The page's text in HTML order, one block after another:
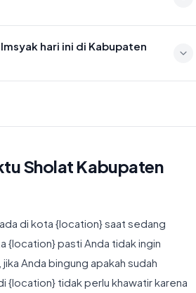
hari ini di Kabupaten
Sholat Kabupaten
di kota {location} saat sedang
{location} pasti Anda tidak ingin
Anda bingung apakah sudah
{location} tidak perlu khawatir karena